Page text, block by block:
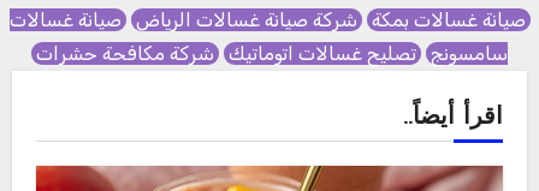
صيانة غسالات بمكة شركة صيانة غسالات الرياض صيانة غسالات
سامسونج تصليح غسالات اتوماتيك شركة مكافحة حشرات
اقرأ أيضاً..